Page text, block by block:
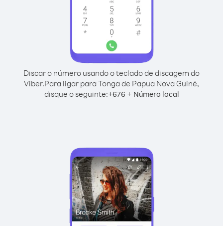
Discar o número usando o teclado de discagem do
Viber.Para ligar para Tonga de Papua Nova Guiné,
disque o seguinte:+676 + Número local